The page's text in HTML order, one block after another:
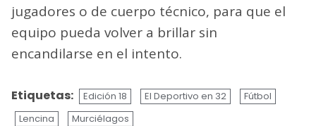
jugadores o de cuerpo técnico, para que el
equipo pueda volver a brillar sin
encandilarse en el intento.
Etiquetas: Edición 18 El Deportivo en 32
Fútbol
Lencina
Murciélagos